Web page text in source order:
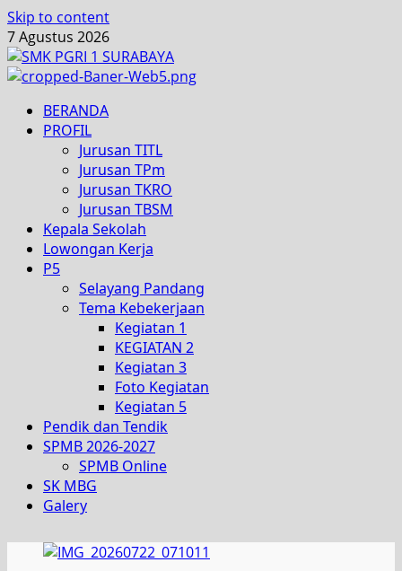
Skip to content
7 Agustus 2026
BERANDA
PROFIL
Jurusan TITL
Jurusan TPm
Jurusan TKRO
Jurusan TBSM
Kepala Sekolah
Lowongan Kerja
P5
Selayang Pandang
Tema Kebekerjaan
Kegiatan 1
KEGIATAN 2
Kegiatan 3
Foto Kegiatan
Kegiatan 5
Pendik dan Tendik
SPMB 2026-2027
SPMB Online
SK MBG
Galery